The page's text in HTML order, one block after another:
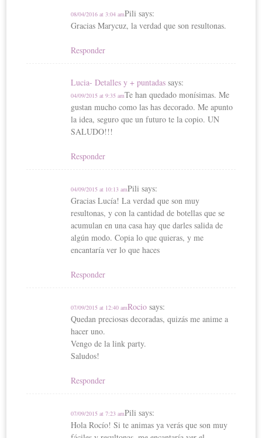
Pili says:
08/04/2016 at 3:04 am
Gracias Marycuz, la verdad que son resultonas.
Responder
Lucia- Detalles y + puntadas says:
04/09/2015 at 9:35 amTe han quedado monísimas. Me
gustan mucho como las has decorado. Me apunto
la idea, seguro que un futuro te la copio. UN
SALUDO!!!
Responder
Pili says:
04/09/2015 at 10:13 am
Gracias Lucía! La verdad que son muy
resultonas, y con la cantidad de botellas que se
acumulan en una casa hay que darles salida de
algún modo. Copia lo que quieras, y me
encantaría ver lo que haces
Responder
Rocio says:
07/09/2015 at 12:40 am
Quedan preciosas decoradas, quizás me anime a
hacer uno.
Vengo de la link party.
Saludos!
Responder
Pili says:
07/09/2015 at 7:23 am
Hola Rocío! Si te animas ya verás que son muy